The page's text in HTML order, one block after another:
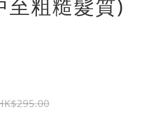
至粗糙髮質)